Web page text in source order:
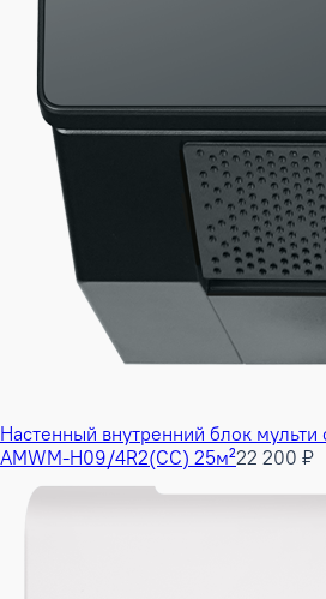
Настенный внутренний блок мульти
AMWM-H09/4R2(CC) 25м²22 200 ₽